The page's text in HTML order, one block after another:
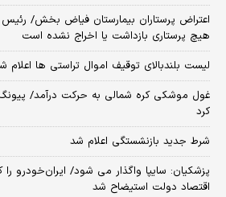
اعتراض پرستاران بیمارستان فیاض بخش/ رئیس
هیچ پرستاری بازداشت یا اخراج نشده است
لیست بلندبالای توقیف اموال تراستی ها اعلام
غول موشکی کره شمالی به حرکت درآمد/
کرد
شرط جدید بازنشستگی اعلام شد
پزشکیان: سایپا واگذار می شود/ ایران‌خودرو را
اقتصاد دولت استیضاح شد